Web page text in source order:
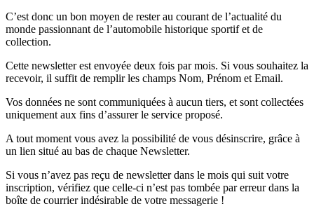
C’est donc un bon moyen de rester au courant de l’actualité du
monde passionnant de l’automobile historique sportif et de
collection.
Cette newsletter est envoyée deux fois par mois. Si vous souhaitez la
recevoir, il suffit de remplir les champs Nom, Prénom et Email.
Vos données ne sont communiquées à aucun tiers, et sont collectées
uniquement aux fins d’assurer le service proposé.
A tout moment vous avez la possibilité de vous désinscrire, grâce à
un lien situé au bas de chaque Newsletter.
Si vous n’avez pas reçu de newsletter dans le mois qui suit votre
inscription, vérifiez que celle-ci n’est pas tombée par erreur dans la
boîte de courrier indésirable de votre messagerie !